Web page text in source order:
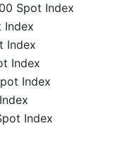
Spot Index
Index
Index
Index
Index
Index